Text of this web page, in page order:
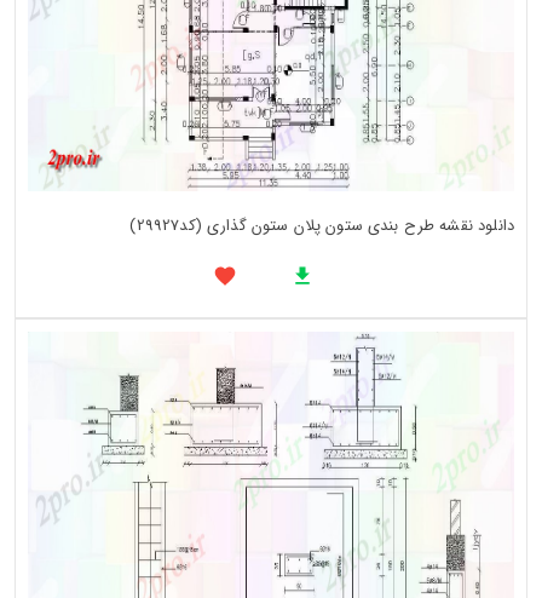
دانلود نقشه طرح بندی ستون پلان ستون گذاری (کد29927)